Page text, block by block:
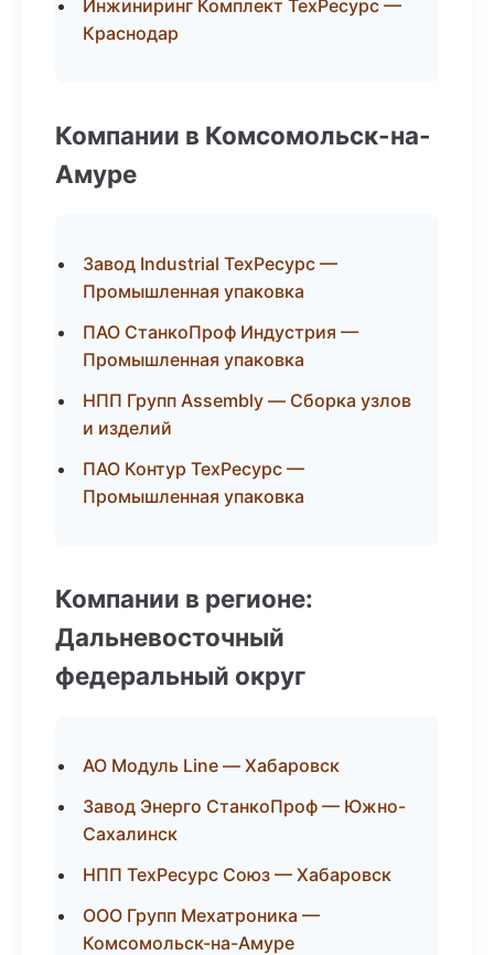
Инжиниринг Комплект ТехРесурс —
Краснодар
Компании в Комсомольск-на-
Амуре
Завод Industrial ТехРесурс —
Промышленная упаковка
ПАО СтанкоПроф Индустрия —
Промышленная упаковка
НПП Групп Assembly — Сборка узлов
и изделий
ПАО Контур ТехРесурс —
Промышленная упаковка
Компании в регионе:
Дальневосточный
федеральный округ
АО Модуль Line — Хабаровск
Завод Энерго СтанкоПроф — Южно-
Сахалинск
НПП ТехРесурс Союз — Хабаровск
ООО Групп Мехатроника —
Комсомольск-на-Амуре